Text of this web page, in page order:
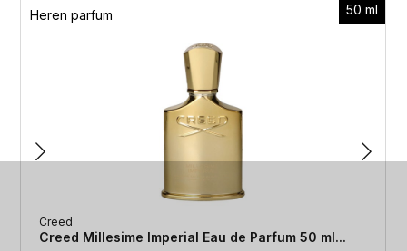
50 ml
Heren parfum
Creed
Creed Millesime Imperial Eau de Parfum 50 ml...